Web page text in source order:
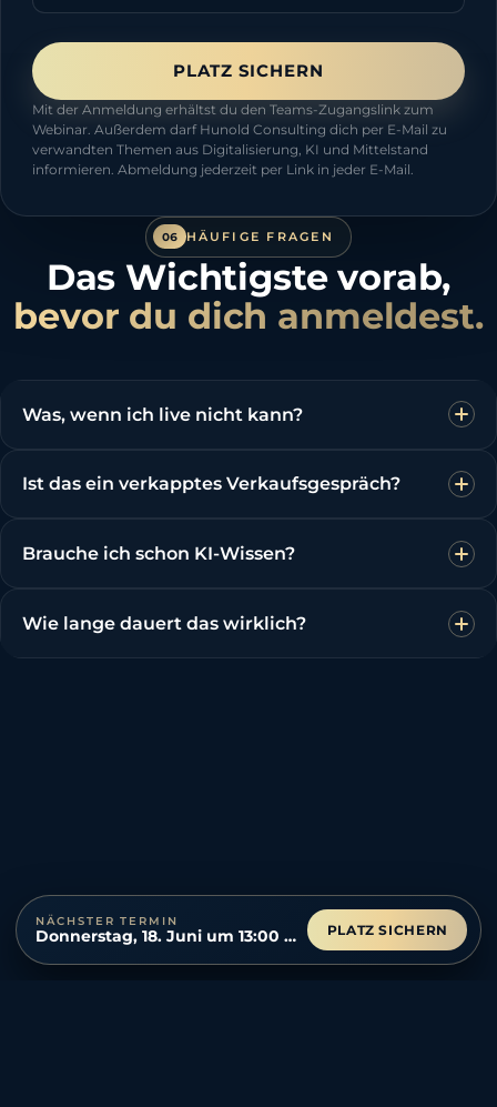
PLATZ SICHERN
Mit der Anmeldung erhältst du den Teams-Zugangslink zum
Webinar. Außerdem darf Hunold Consulting dich per E-Mail zu
verwandten Themen aus Digitalisierung, KI und Mittelstand
informieren. Abmeldung jederzeit per Link in jeder E-Mail.
06 HÄUFIGE FRAGEN
Das Wichtigste vorab,
bevor du dich anmeldest.
Was, wenn ich live nicht kann?
Ist das ein verkapptes Verkaufsgespräch?
Brauche ich schon KI-Wissen?
Wie lange dauert das wirklich?
NÄCHSTER TERMIN
Donnerstag, 18. Juni um 13:00 Uhr PLATZ SICHERN